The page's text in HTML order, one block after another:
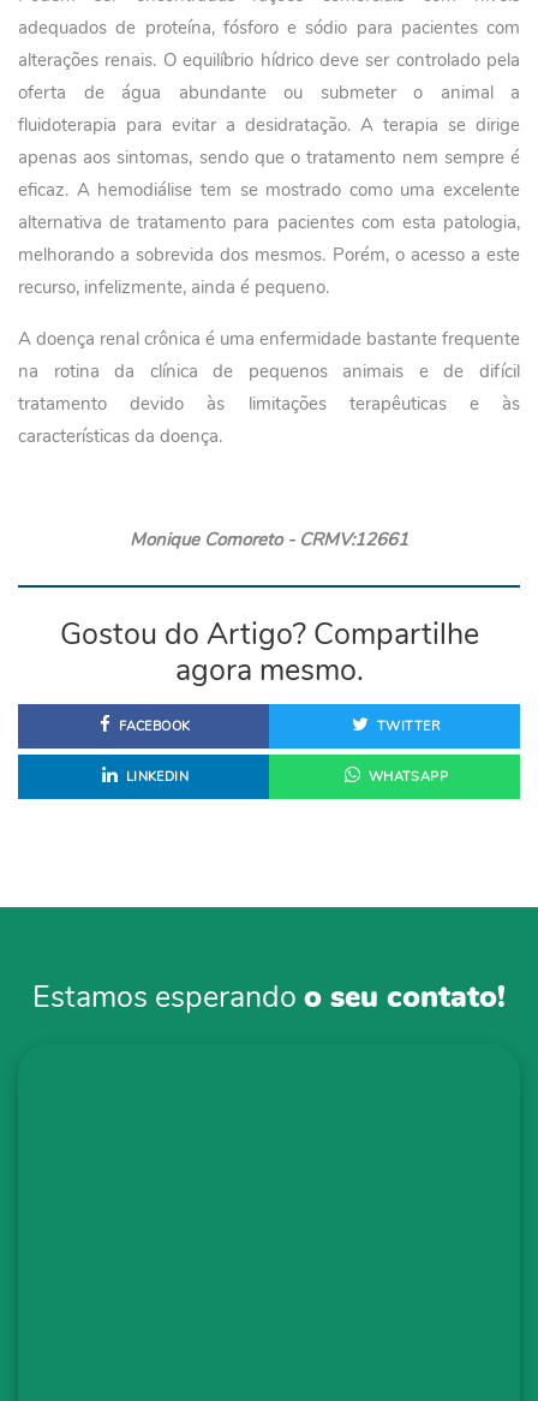
adequados de proteína, fósforo e sódio para pacientes com
alterações renais. O equilíbrio hídrico deve ser controlado pela
oferta de água abundante ou submeter o animal a
fluidoterapia para evitar a desidratação. A terapia se dirige
apenas aos sintomas, sendo que o tratamento nem sempre é
eficaz. A hemodiálise tem se mostrado como uma excelente
alternativa de tratamento para pacientes com esta patologia,
melhorando a sobrevida dos mesmos. Porém, o acesso a este
recurso, infelizmente, ainda é pequeno.
A doença renal crônica é uma enfermidade bastante frequente
na rotina da clínica de pequenos animais e de difícil
tratamento devido às limitações terapêuticas e às
características da doença.
Monique Comoreto - CRMV:12661
Gostou do Artigo? Compartilhe
agora mesmo.
FACEBOOK TWITTER
LINKEDIN WHATSAPP
Estamos esperando o seu contato!